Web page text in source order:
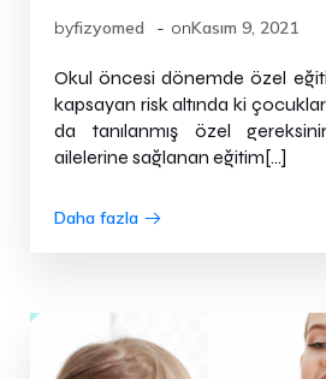
byfizyomed - onKasım 9, 2021
Okul öncesi dönemde özel
kapsayan risk altında ki
da tanılanmış özel
ailelerine sağlanan eğitim[…]
Daha fazla